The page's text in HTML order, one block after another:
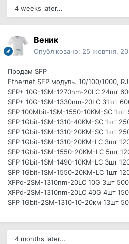
4 weeks later...
Веник
Опубліковано: 25 жовтня,
Продам SFP
Ethernet SFP модуль. 10/100/1000,
SFP+ 10G-1SM-1270nm-20LC 24шт
SFP+ 10G-1SM-1330nm-20LC 31шт
SFP 100Мbit-1SM-1550-10KM-SC 1шт
SFP 1Gbit-1SM-1310-40KM-SC 1шт
SFP 1Gbit-1SM-1310-20KM-SC 1шт
SFP 1Gbit-1SM-1310-20KM-LC 3шт
SFP 1Gbit-1SM-1550-20KM-LC 5шт
SFP 1Gbit-1SM-1490-10KM-LC 3шт
SFP 1Gbit-1SM-1550-20KM-LC 1шт
XFPd-2SM-1310nm-20LC 10G 3шт
XFPd-2SM-1310nm-20LC 40G 4шт
SFP 1Gbit-2SM-1310-10-20км 13шт
4 months later...